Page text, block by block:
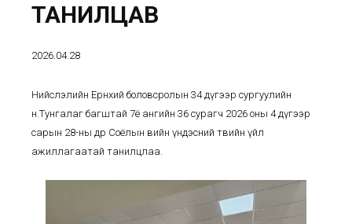
ТАНИЛЦАВ
2026.04.28
Нийслэлийн Ерөнхий боловсролын 34 дүгээр сургуулийн
н.Тунгалаг багштай 7ё ангийн 36 сурагч 2026 оны 4 дүгээр
сарын 28-ны өдөр Соёлын өвийн үндэсний төвийн үйл
ажиллагаатай танилцлаа.